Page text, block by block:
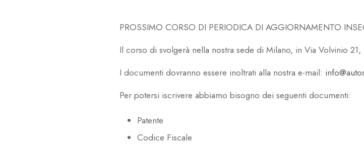
PROSSIMO CORSO DI PERIODICA DI AGGIORNAMENTO
Il corso di svolgerà nella nostra sede di Milano, in Via Volvinio 21,
I documenti dovranno essere inoltrati alla nostra e-mail:
Per potersi iscrivere abbiamo bisogno dei seguenti documenti:
Patente
Codice Fiscale